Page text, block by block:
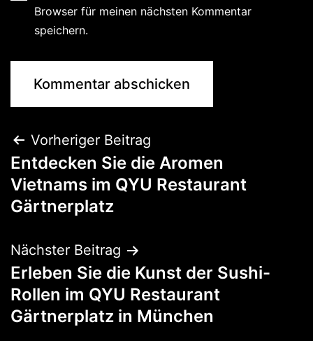
Browser für meinen nächsten Kommentar
speichern.
Vorheriger Beitrag
Entdecken Sie die Aromen
Vietnams im QYU Restaurant
Gärtnerplatz
Nächster Beitrag
Erleben Sie die Kunst der Sushi-
Rollen im QYU Restaurant
Gärtnerplatz in München